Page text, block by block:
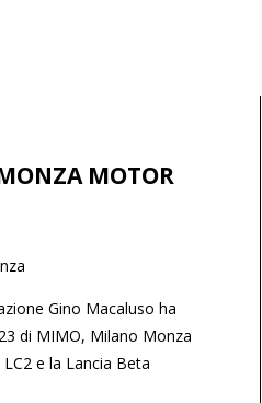
MOTOR
Gino Macaluso ha
di MIMO, Milano Monza
e la Lancia Beta